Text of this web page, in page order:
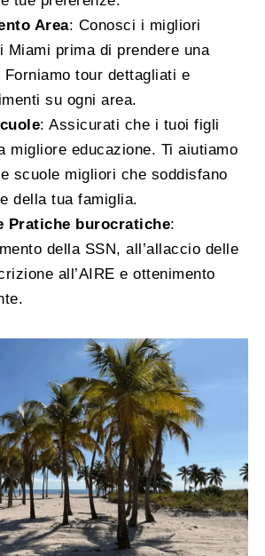
Area: Conosci i migliori
Miami prima di prendere una
Forniamo tour dettagliati e
su ogni area.
: Assicurati che i tuoi figli
migliore educazione. Ti aiutiamo
scuole migliori che soddisfano
della tua famiglia.
Pratiche burocratiche:
della SSN, all’allaccio delle
all’AIRE e ottenimento